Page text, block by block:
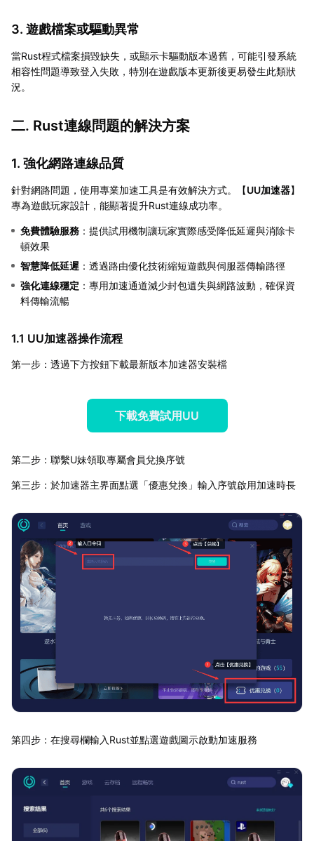
3. 遊戲檔案或驅動異常
當Rust程式檔案損毀缺失，或顯示卡驅動版本過舊，可能引發系統
相容性問題導致登入失敗，特別在遊戲版本更新後更易發生此類狀
況。
二. Rust連線問題的解決方案
1. 強化網路連線品質
針對網路問題，使用專業加速工具是有效解決方式。【UU加速器】
專為遊戲玩家設計，能顯著提升Rust連線成功率。
免費體驗服務 ：提供試用機制讓玩家實際感受降低延遲與消除卡
頓效果
智慧降低延遲 ：透過路由優化技術縮短遊戲與伺服器傳輸路徑
強化連線穩定 ：專用加速通道減少封包遺失與網路波動，確保資
料傳輸流暢
1.1 UU加速器操作流程
第一步：透過下方按鈕下載最新版本加速器安裝檔
下載免費試用UU
第二步：聯繫U妹領取專屬會員兌換序號
第三步：於加速器主界面點選「優惠兌換」輸入序號啟用加速時長
第四步：在搜尋欄輸入Rust並點選遊戲圖示啟動加速服務